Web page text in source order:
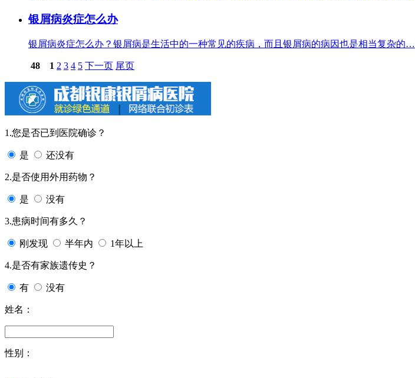
银屑病炎症怎么办
银屑病炎症怎么办？银屑病是生活中的一种常见的疾病，而且银屑病的病因也是相当复杂的…
48 1 2 3 4 5 下一页 尾页
1.您是否已到医院确诊？
是 还没有
2.是否使用外用药物？
是 没有
3.患病时间有多久？
刚发现 半年内 1年以上
4.是否有家族遗传史？
有 没有
姓名：
性别：